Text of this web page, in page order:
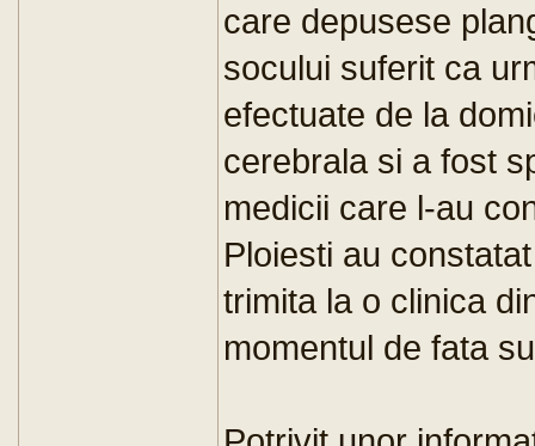
care depusese
socului suferit ca
efectuate de la
cerebrala si a fost
medicii care l-au
Ploiesti au
trimita la o clinica
momentul de fata